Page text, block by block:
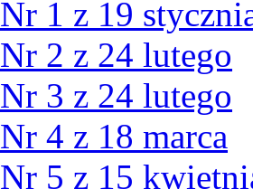
Nr 1 z 19
Nr 2 z 24 lutego
Nr 3 z 24 lutego
Nr 4 z 18 marca
Nr 5 z 15